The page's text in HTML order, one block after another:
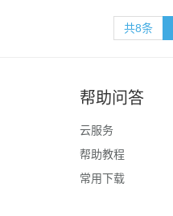
共8条
帮助问答
云服务
帮助教程
常用下载